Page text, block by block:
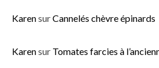
KarensurCannelés chèvre épinards
Karensur Tomates farcies à